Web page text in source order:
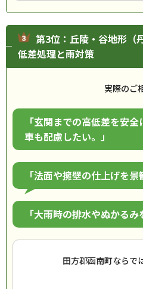
第3位：丘陵・谷地形（
低差処理と雨対策
実際のご
「玄関までの高低差を安
車も配慮したい。」
「法面や擁壁の仕上げを景
「大雨時の排水やぬかるみ
田方郡函南町ならで